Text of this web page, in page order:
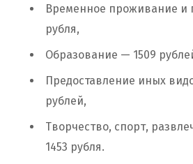
Временное проживание и
рубля,
Образование — 1509
Предоставление иных
рублей,
Творчество, спорт,
1453 рубля.